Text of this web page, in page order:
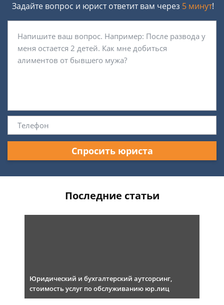
Задайте вопрос и юрист ответит вам через 5 минут!
Спросить юриста
Последние статьи
Юридический и бухгалтерский аутсорсинг,
стоимость услуг по обслуживанию юр.лиц